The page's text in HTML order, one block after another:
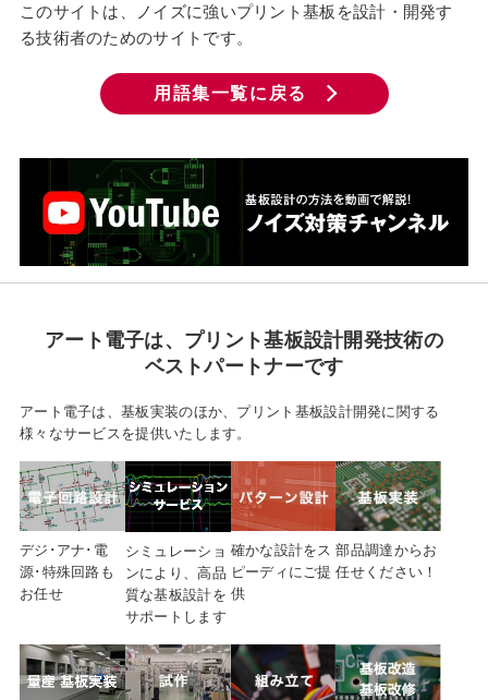
このサイトは、ノイズに強いプリント基板を設計・開発す
る技術者のためのサイトです。
用語集一覧に戻る
アート電子は、 プリント基板設計開発技術の
ベストパートナーです
アート電子は、基板実装のほか、プリント基板設計開発に関する
様々なサービスを提供いたします。
デジ･アナ･電
源･特殊回路も
お任せ
シミュレーショ
ンにより、高品
質な基板設計を
サポートします
確かな設計をス
ピーディにご提
供
部品調達から お
任せください！